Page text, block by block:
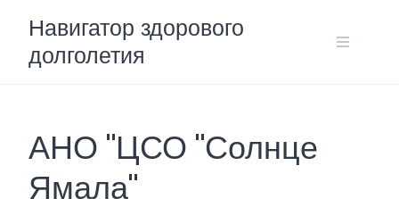
content
Навигатор здорового
долголетия
АНО "ЦСО "Солнце
Ямала"